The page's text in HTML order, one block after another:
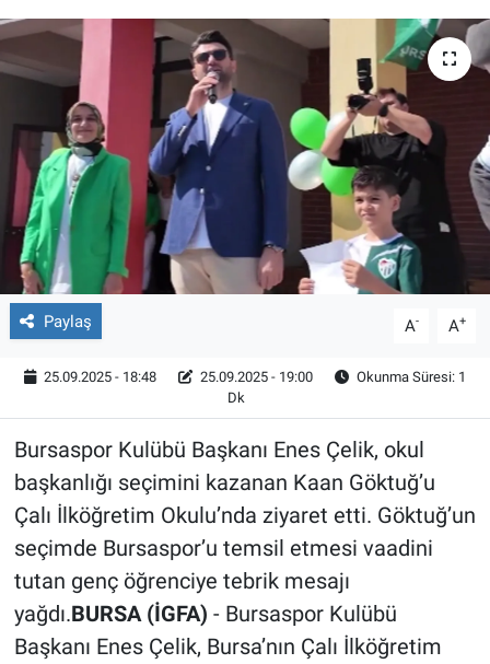
Paylaş A- A+
25.09.2025 - 18:48 25.09.2025 - 19:00
Okunma Süresi: 1
Dk
Bursaspor Kulübü Başkanı Enes Çelik, okul
başkanlığı seçimini kazanan Kaan Göktuğ’u
Çalı İlköğretim Okulu’nda ziyaret etti. Göktuğ’un
seçimde Bursaspor’u temsil etmesi vaadini
tutan genç öğrenciye tebrik mesajı
yağdı.BURSA (İGFA) - Bursaspor Kulübü
Başkanı Enes Çelik, Bursa’nın Çalı İlköğretim
Bilim-Teknoloji
Köşe Yazıları
Röportaj
Video Galeri
Son Dakika Haberleri
Haber Arşivi